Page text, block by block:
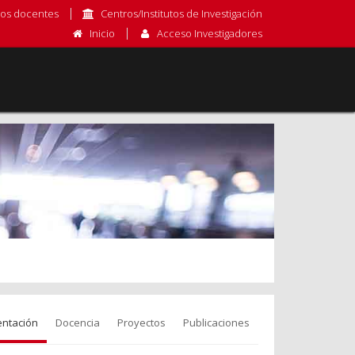
docentes
Centros/Institutos de Investigación
Inicio
Acceso Investigadores
Docencia Proyectos Publicaciones